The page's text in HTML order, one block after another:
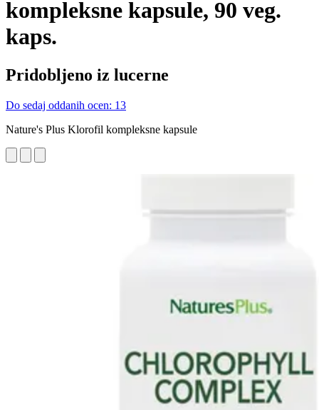
kompleksne kapsule, 90 veg.
kaps.
Pridobljeno iz lucerne
Do sedaj oddanih ocen: 13
Nature's Plus Klorofil kompleksne kapsule